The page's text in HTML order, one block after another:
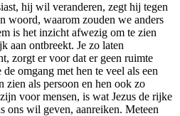
hij wil veranderen, zegt hij tegen
woord, waarom zouden we anders
is het inzicht afwezig om te zien
aan ontbreekt. Je zo laten
zorgt er voor dat er geen ruimte
omgang met hen te veel als een
zien als persoon en hen ook zo
voor mensen, is wat Jezus de rijke
ons wil geven, aanreiken. Meteen